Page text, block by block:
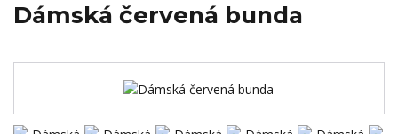
Dámská červená bunda